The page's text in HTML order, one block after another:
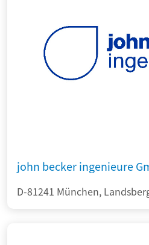
john becker ingenieure
D-81241 München,